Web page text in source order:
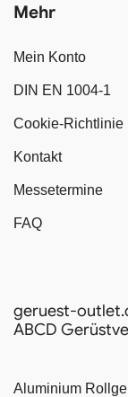
Mehr
Mein Konto
DIN EN 1004-1
Cookie-Richtlinie
Kontakt
Messetermine
FAQ
geruest-
ABCD
Aluminium